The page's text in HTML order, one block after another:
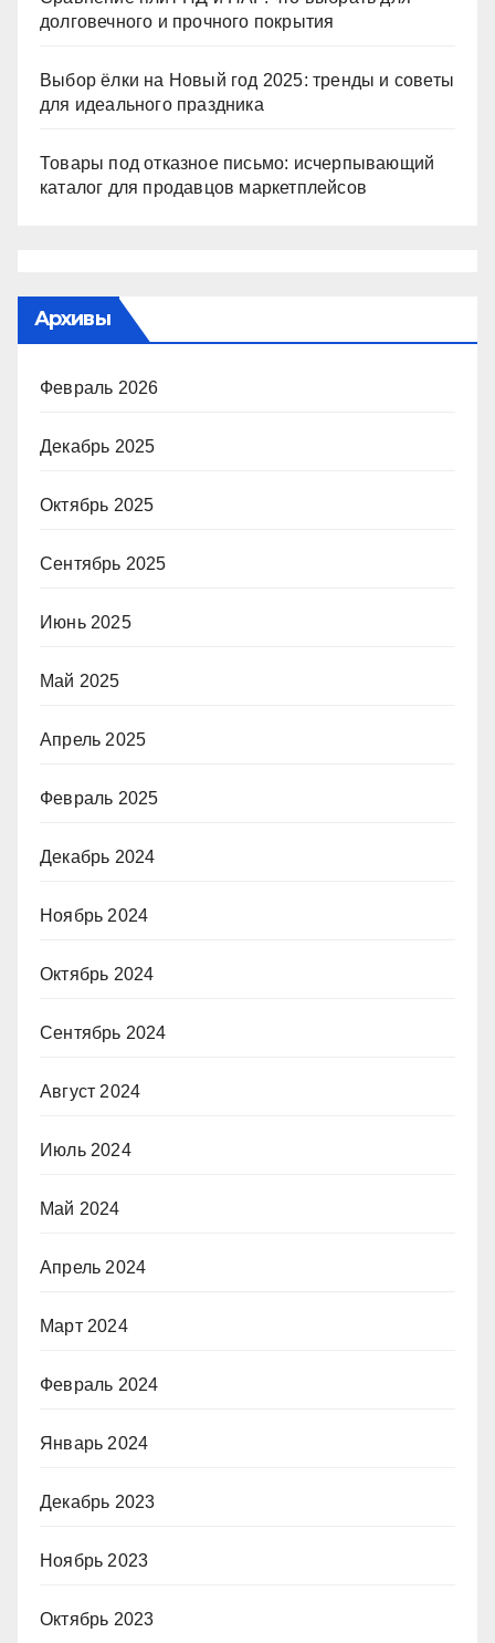
долговечного и прочного покрытия
Выбор ёлки на Новый год 2025: тренды и советы
для идеального праздника
Товары под отказное письмо: исчерпывающий
каталог для продавцов маркетплейсов
Архивы
Февраль 2026
Декабрь 2025
Октябрь 2025
Сентябрь 2025
Июнь 2025
Май 2025
Апрель 2025
Февраль 2025
Декабрь 2024
Ноябрь 2024
Октябрь 2024
Сентябрь 2024
Август 2024
Июль 2024
Май 2024
Апрель 2024
Март 2024
Февраль 2024
Январь 2024
Декабрь 2023
Ноябрь 2023
Октябрь 2023